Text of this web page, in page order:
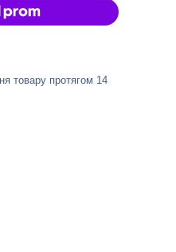
товару протягом 14